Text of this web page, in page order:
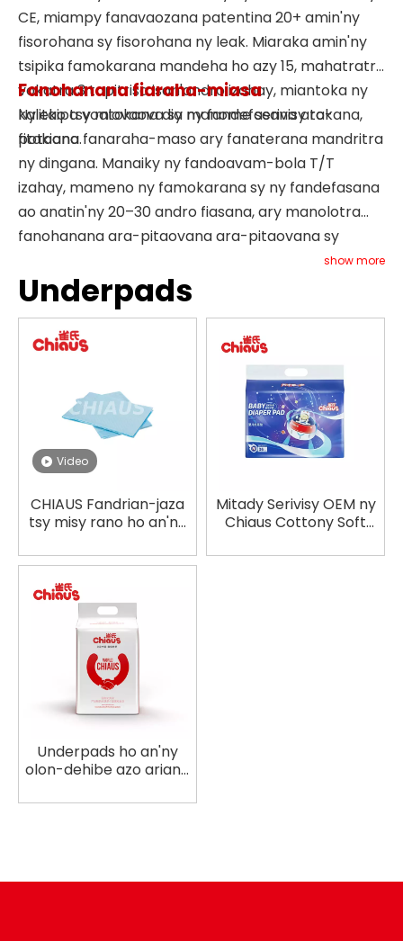
CE, miampy fanavaozana patentina 20+ amin'ny
fisorohana sy fisorohana ny leak. Miaraka amin'ny
tsipika famokarana mandeha ho azy 15, mahatratra
vokatra 3 tapitrisa isan'andro izahay, miantoka ny
kalitao tsy miovaova sy ny fandefasana ara-
potoana.
Fanohanana fiaraha-miasa
Ny ekipa voatokana dia manome serivisy tokana,
fitakiana fanaraha-maso ary fanaterana mandritra
ny dingana. Manaiky ny fandoavam-bola T/T
izahay, mameno ny famokarana sy ny fandefasana
ao anatin'ny 20–30 andro fiasana, ary manolotra
fanohanana ara-pitaovana ara-pitaovana sy
fanarahan-dalàna eran-tany mba hanampiana
ireo mpiara-miombon'antoka hanitatra ny tsenany.
show more
Underpads
Video
CHIAUS Fandrian-jaza
tsy misy rano ho an'ny
OEM fanaterana pads
Mitady Serivisy OEM ny
Chiaus Cottony Soft
Distributors
Underpads ho an'ny
olon-dehibe azo ariana
avo